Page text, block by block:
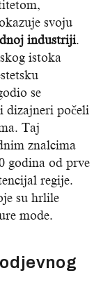
svoju
industriji.
istoka
se
dizajneri počeli
Taj
znalcima
godina od prve
regije.
su hrlile
mode.